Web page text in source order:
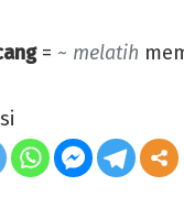
= ~ melatih